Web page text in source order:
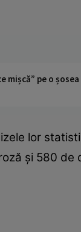
mișcă” pe o
lor
şi 580